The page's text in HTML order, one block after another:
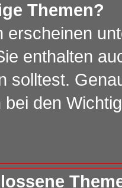
Themen?
erscheinen
enthalten
solltest.
den